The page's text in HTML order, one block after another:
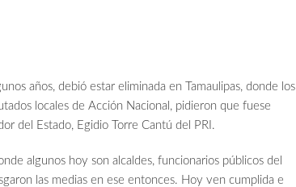
años, debió estar eliminada en Tamaulipas, donde los
locales de Acción Nacional, pidieron que fuese
del Estado, Egidio Torre Cantú del PRI.
algunos hoy son alcaldes, funcionarios públicos del
las medias en ese entonces. Hoy ven cumplida e